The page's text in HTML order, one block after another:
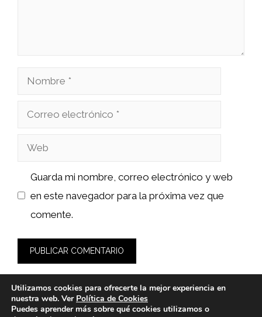
Nombre
Correo
Web
Guarda mi nombre, correo electrónico y web
en este navegador para la próxima vez que
comente.
Utilizamos cookies para ofrecerte la mejor experiencia en
nuestra web. Ver Política de Cookies
Puedes aprender más sobre qué cookies utilizamos o